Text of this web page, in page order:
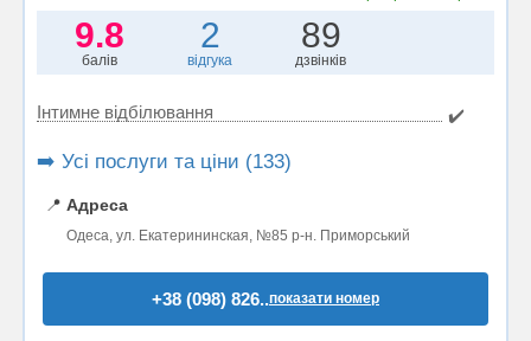
9.8
балів
2
відгука
89
дзвінків
Інтимне відбілювання ✔️
➡️ Усі послуги та ціни (133)
📍 Адреса
Одеса, ул. Екатерининская, №85 р-н. Приморський
+38 (098) 826..показати номер